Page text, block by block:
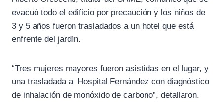
evacuó todo el edificio por precaución y los niños de
3 y 5 años fueron trasladados a un hotel que está
enfrente del jardín.
“Tres mujeres mayores fueron asistidas en el lugar, y
una trasladada al Hospital Fernández con diagnóstico
de inhalación de monóxido de carbono”, detallaron.